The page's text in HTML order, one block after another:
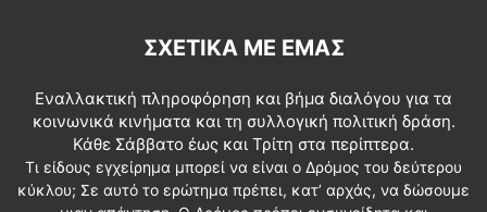
ΣΧΕΤΙΚΆ ΜΕ ΕΜΆΣ
Εναλλακτική πληροφόρηση και βήμα διαλόγου για τα
κοινωνικά κινήματα και τη συλλογική πολιτική δράση.
Κάθε Σάββατο έως και Τρίτη στα περίπτερα.
Τι είδους εγχείρημα μπορεί να είναι ο Δρόμος του δεύτερου
κύκλου; Σε αυτό το ερώτημα πρέπει, κατ’ αρχάς, να δώσουμε